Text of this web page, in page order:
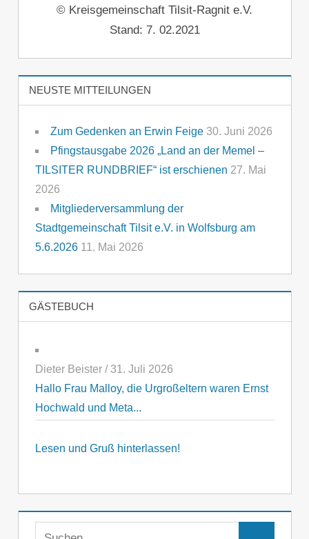
© Kreisgemeinschaft Tilsit-Ragnit e.V.
Stand: 7. 02.2021
NEUSTE MITTEILUNGEN
Zum Gedenken an Erwin Feige 30. Juni 2026
Pfingstausgabe 2026 „Land an der Memel –
TILSITER RUNDBRIEF“ ist erschienen 27. Mai
2026
Mitgliederversammlung der
Stadtgemeinschaft Tilsit e.V. in Wolfsburg am
5.6.2026 11. Mai 2026
GÄSTEBUCH
Dieter Beister/31. Juli 2026
Hallo Frau Malloy, die Urgroßeltern waren Ernst
Hochwald und Meta...
Lesen und Gruß hinterlassen!